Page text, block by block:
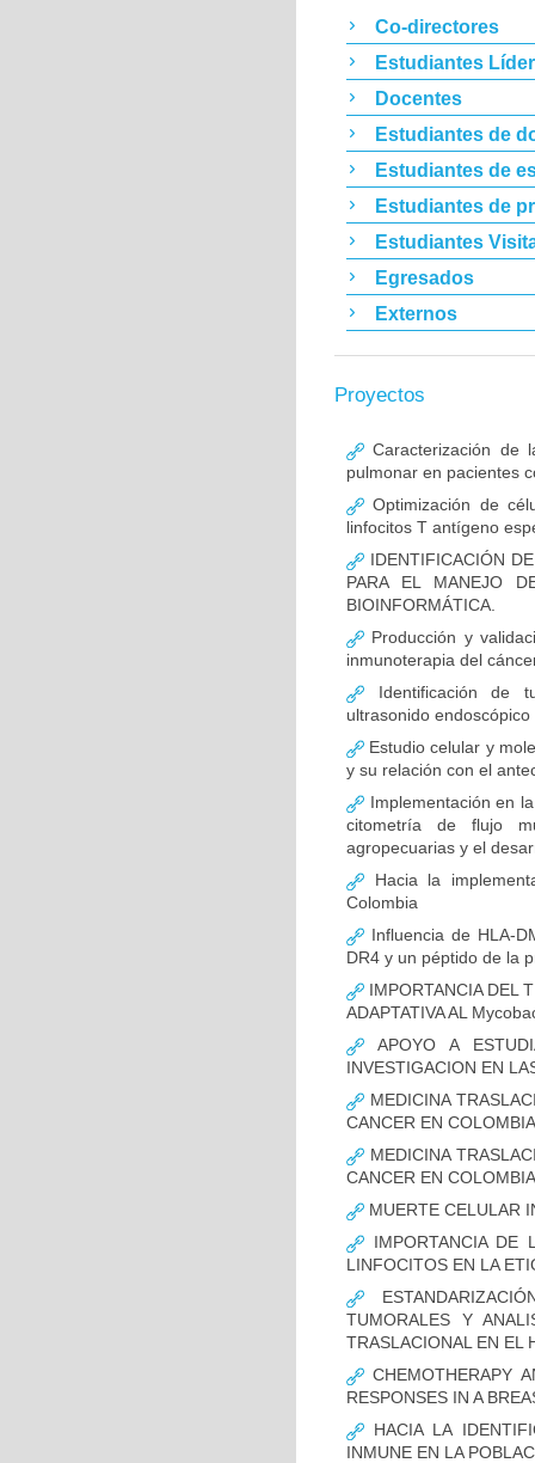
Co-directores
Estudiantes
Docentes
Estudiantes de
Estudiantes de
Estudiantes de
Estudiantes
Egresados
Externos
Proyectos
Caracterización de
pulmonar en pacientes
Optimización de
linfocitos T antígeno
IDENTIFICACIÓN
PARA EL MANEJO
BIOINFORMÁTICA.
Producción y
inmunoterapia del
Identificación de
ultrasonido endoscópico
Estudio celular y
y su relación con el
Implementación en
citometría de flujo
agropecuarias y el
Hacia la
Colombia
Influencia de HLA-
DR4 y un péptido de la
IMPORTANCIA DEL
ADAPTATIVA AL
APOYO A
INVESTIGACION EN
MEDICINA
CANCER EN COLOMBIA
MEDICINA
CANCER EN COLOMBIA
MUERTE CELULAR
IMPORTANCIA DE
LINFOCITOS EN LA
TUMORALES Y
TRASLACIONAL EN EL
CHEMOTHERAPY
RESPONSES IN A
HACIA LA
INMUNE EN LA